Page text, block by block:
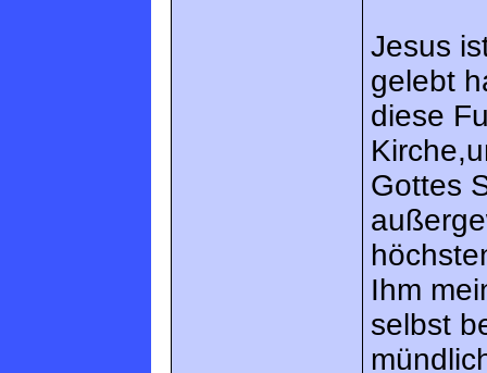
Jesus
gelebt
diese
Gottes
Ihm
selbst